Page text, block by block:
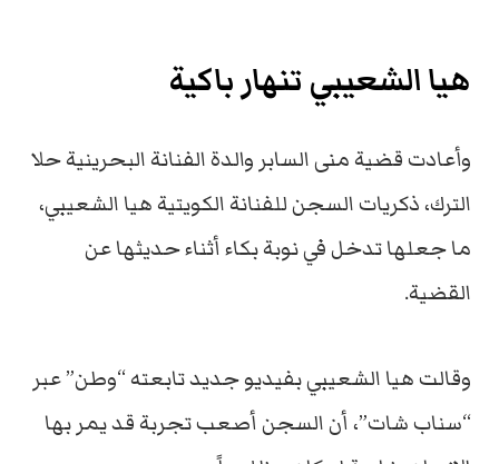
هيا الشعيبي تنهار باكية
وأعادت قضية منى السابر والدة الفنانة البحرينية حلا
الترك، ذكريات السجن للفنانة الكويتية هيا الشعيبي،
ما جعلها تدخل في نوبة بكاء أثناء حديثها عن
القضية.
وقالت هيا الشعيبي بفيديو جديد تابعته “وطن” عبر
“سناب شات”، أن السجن أصعب تجربة قد يمر بها